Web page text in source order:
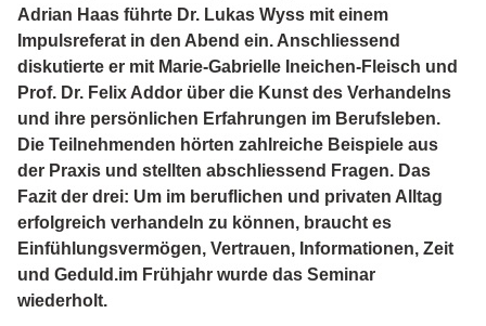
Adrian Haas führte Dr. Lukas Wyss mit einem
Impulsreferat in den Abend ein. Anschliessend
diskutierte er mit Marie-Gabrielle Ineichen-Fleisch und
Prof. Dr. Felix Addor über die Kunst des Verhandelns
und ihre persönlichen Erfahrungen im Berufsleben.
Die Teilnehmenden hörten zahlreiche Beispiele aus
der Praxis und stellten abschliessend Fragen. Das
Fazit der drei: Um im beruflichen und privaten Alltag
erfolgreich verhandeln zu können, braucht es
Einfühlungsvermögen, Vertrauen, Informationen, Zeit
und Geduld.im Frühjahr wurde das Seminar
wiederholt.